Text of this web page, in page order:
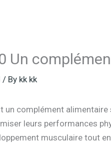
Un
/ By kk kk
un complément
leurs performances
musculaire tout